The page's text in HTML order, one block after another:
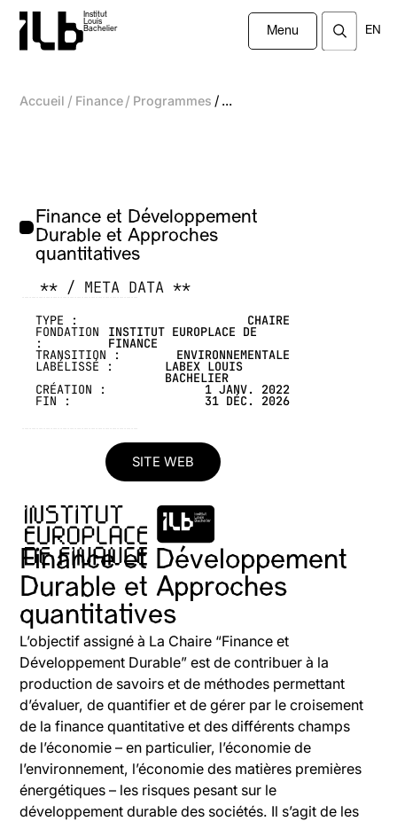
Institut
Louis
Bachelier
Menu EN
Accueil / Finance/ Programmes / ...
Finance et Développement
Durable et Approches
quantitatives
** / META DATA **
-------------------------------------------------
TYPE : CHAIRE
FONDATION
:
INSTITUT EUROPLACE DE
FINANCE
TRANSITION : ENVIRONNEMENTALE
LABÉLISSÉ : LABEX LOUIS
BACHELIER
CRÉATION : 1 JANV. 2022
FIN : 31 DÉC. 2026
-------------------------------------------------
SITE WEB
Finance et Développement
Durable et Approches
quantitatives
L’objectif assigné à La Chaire “Finance et
Développement Durable” est de contribuer à la
production de savoirs et de méthodes permettant
d’évaluer, de quantifier et de gérer par le croisement
de la finance quantitative et des différents champs
de l’économie – en particulier, l’économie de
l’environnement, l’économie des matières premières
énergétiques – les risques pesant sur le
développement durable des sociétés. Il s’agit de les